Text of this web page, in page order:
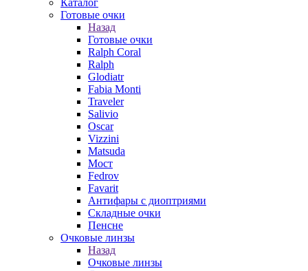
Каталог
Готовые очки
Назад
Готовые очки
Ralph Coral
Ralph
Glodiatr
Fabia Monti
Traveler
Salivio
Oscar
Vizzini
Matsuda
Мост
Fedrov
Favarit
Антифары с диоптриями
Складные очки
Пенсне
Очковые линзы
Назад
Очковые линзы